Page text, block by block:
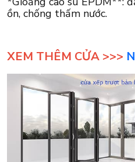
ồn, chống thấm nước.
XEM THÊM CỬA >>>